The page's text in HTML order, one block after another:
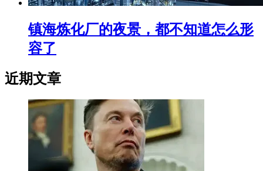
镇海炼化厂的夜景，都不知道怎么形
容了
近期文章